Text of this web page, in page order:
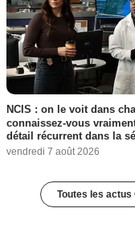
NCIS : on le voit dans
connaissez-vous
détail récurrent dans la
vendredi 7 août 2026
Toutes les actus